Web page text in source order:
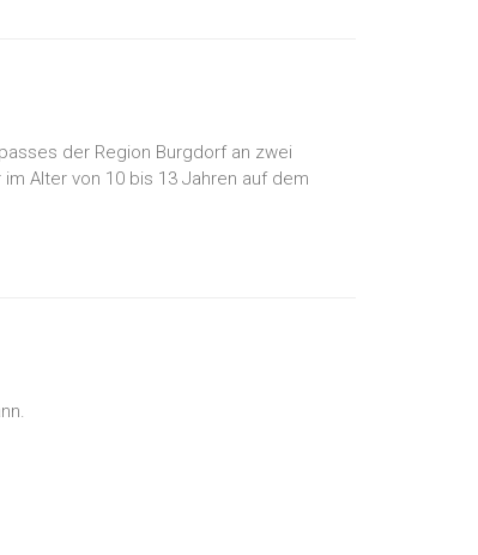
der Region Burgdorf an zwei
Alter von 10 bis 13 Jahren auf dem